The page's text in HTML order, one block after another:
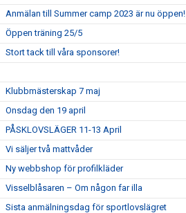
Anmälan till Summer camp 2023 är nu öppen!
Öppen träning 25/5
Stort tack till våra sponsorer!
Klubbmästerskap 7 maj
Onsdag den 19 april
PÅSKLOVSLÄGER 11-13 April
Vi säljer två mattvåder
Ny webbshop för profilkläder
Visselblåsaren – Om någon far illa
Sista anmälningsdag för sportlovslägret